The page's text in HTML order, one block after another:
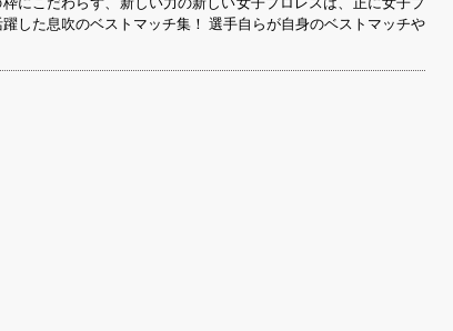
した息吹のベストマッチ集！ 選手自らが自身のベストマッチや